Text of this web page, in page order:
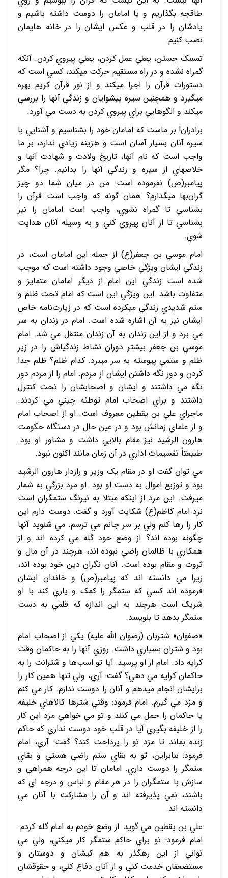
طاقچه بگذاريم و يا امامان را دوست داشته‏ باشيم و
يادشان را در قلب و عکس ايشان را در خانه‏ هايمان
نصب کنيم.
تمسک جستن، يعني عمل کردن، يعني پيروي کردن. آنکه
گمراه نشده و در راه مستقيم حرکت مي‏کند، کسي است که
دستورات قرآن را اجرا مي‏کند و از نور قرآن کريم بهره‏
مي‏گيرد و همچنين سيره پيشوايان و زندگي آنها را بررسي
مي‏کند و الگوهايي براي پيروي کردن به دست مي ‏آورد.
برادران! بر ماست که امامان خود را بشناسيم و آشنايي با
سيره آنان بسيار آسان است و هزينه زيادي ندارد، بر ما
واجب است که نام آنها، تاريخ ولادت و شهادت آنها و
خلاصه‏اي از سيره و زندگي آنها را بدانيم. چرا؟ مگر
پيامبر(ص) نفرموده است: من در ميان شما دو چيز
گران‌بها مي‏گذارم؟ همان گونه که واجب است قرآن را
بشناسي تا گمراه نشوي، واجب است امامان را نيز
بشناسي تا از آنان پيروي کني و به وسيله آنان هدايت
شوي.
امام موسي بن جعفر(ع) از جمله اين امامان است، در
زندگي ايشان ويژگي خاصي وجود داشته است که موجب
شده است زندگي اين امام از ديگر امامان متمايز و
متفاوت باشد. اين ويژگي اين است که امام تحت ظلم و
ستم شديدي زندگي مي‏کرده است که در زيارت‌نامه خاص
ايشان نيز به آن اشاره شده است. امام در زندان به سر
مي‏ برد و از اين زندان به آن زندان منتقل مي ‏شد. امام
موسي بن جعفر بيشتر دوران نشاط زندگي‏اش را در زير
ظلم و ستمي پيوسته به سر مي‏برد. کدام ظلم؟ ظلم جدا
کردن و دور نگه داشتن ايشان از مردم. امام را از مردم دور
نگه مي‏ داشتند و ايشان و اصحابشان را تحت کنترل
داشتند و براي اصحاب امام توطئه‏ چيني مي‏ کردند.
ماجراي علي بن يقطين معروف است. او از اصحاب امام
و از علماي زمانش بود و در عين حال در دستگاه حکومت
هارون الرشيد نيز مقام بالايي داشت و مشاور او بود.
طبيعتاً تقسيمات اداري در آن زمان مانند اکنون نبود.
مي ‏توان گفت او در مقام يک وزير و رازدار هارون الرشيد
بود و توزيع اموال به دست او بود. او مرد بزرگي به شمار
مي‏رفت. اين مرد از اينکه مبتلا به نيرنگ ستمگران است
نزد امام کاظم(ع) شکايت آورد و گفت: دوست دارم اين
کار را رها کنم ولي بر سر جانم مي ‏ترسم. مي ‏شنويد آنها
چگونه بوده ‏اند؟ از وضع خود گله مي‏ کرده ‏اند و از
همکاري با ظالمان راضي نبوده ‏اند، هرچند در آن مال و
ثروت و مقام بوده است. آنان نگران دين خود بوده ‏اند،
زيرا مي‏ دانسته ‏اند که پيامبر(ص) و خاندان ايشان
فرموده ‏اند کسي که ستمگر را کمک و ياري کند با او
شريک است هرچند به اين اندازه که قلمي به دست
ستمگر بدهد تا بنويسد.
«صفوان» شتربان (رضوان الله عليه) يکي از اصحاب امام
بود و شتران بسياري داشت. روزي آنها را به حاکمان وقت
کرايه داد. امام از او پرسيد: آيا تو اسب‌ها و شترانت را به
حاکمان کرايه مي‏ دهي؟ گفت: آري، ولي تنها همين کار را
برايشان انجام مي‏دهم و آنان را دوست ندارم. کار مي‏ کنم
و مزد مي‏ گيرم. امام فرمود: وقتي شترها کالاهاي خليفه
يا حاکمان را حمل مي‏ کنند و تو مي‏ خواهي مزد اين کار
را از خليفه بگيري آيا در قلب خود دوست نداري که حاکم
زنده بماند تا مزد تو را پرداخت کند؟ گفت: آري، امام
فرمود: بنابراين، تو به بقاي ستم راضي هستي و بقاي
ستمگر را دوست داري. امامان تا اين درجه همراهي و
سازش با ستمگران را در هر مقام و لباس و درجه ‏اي که
باشند، نمي ‏پذيرفته ‏اند و آن را مشارکت با آنان مي‏
دانسته‏ اند.
علي بن يقطين مي‏ گويد: از وضع خودم به امام گله کردم.
امام فرمود: تو براي حاکم ستمگر کار مي‏کني، ولي مي‏
تواني از اين رهگذر به هم‏ کيشان و دوستان و
مستضعفان خدمت کني و از آنان دفاع کني، و حقوق‏شان